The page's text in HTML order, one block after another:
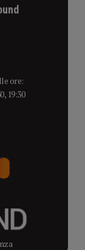
ore:
19:30